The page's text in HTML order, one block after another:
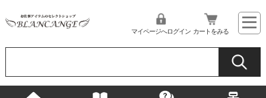
マイページへログイン カートをみる